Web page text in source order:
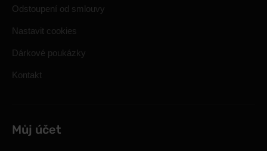
Odstoupení od smlouvy
Nastavit cookies
Dárkové poukázky
Kontakt
Můj účet